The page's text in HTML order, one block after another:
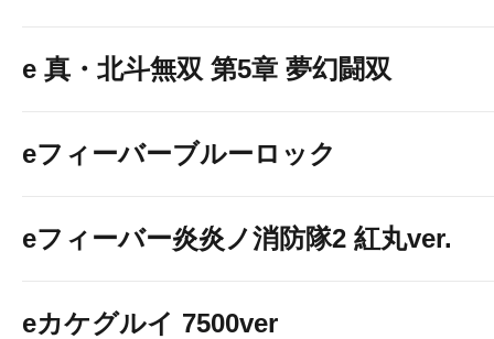
e 真・北斗無双 第5章 夢幻闘双
eフィーバーブルーロック
eフィーバー炎炎ノ消防隊2 紅丸ver.
eカケグルイ 7500ver